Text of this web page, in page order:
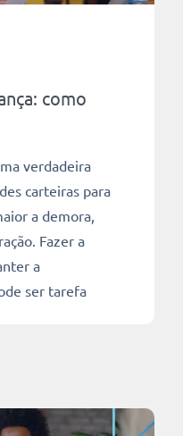
como
verdadeira
carteiras para
a demora,
Fazer a
a
ser tarefa